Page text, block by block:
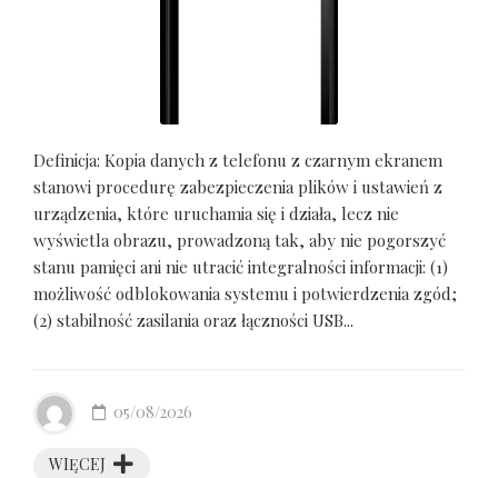
Definicja: Kopia danych z telefonu z czarnym ekranem
stanowi procedurę zabezpieczenia plików i ustawień z
urządzenia, które uruchamia się i działa, lecz nie
wyświetla obrazu, prowadzoną tak, aby nie pogorszyć
stanu pamięci ani nie utracić integralności informacji: (1)
możliwość odblokowania systemu i potwierdzenia zgód;
(2) stabilność zasilania oraz łączności USB...
WIĘCEJ
05/08/2026